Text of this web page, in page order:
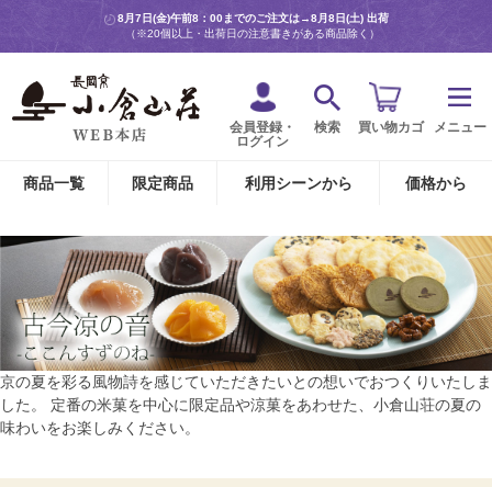
8月7日(金)午前8：00までのご注文は→8月8日(土) 出荷
（※20個以上・出荷日の注意書きがある商品除く）
会員登録・
ログイン
検索 買い物カゴ メニュー
商品一覧 限定商品 利用シーンから 価格から
京の夏を彩る風物詩を感じていただきたいとの想いでおつくりいたしま
した。 定番の米菓を中心に限定品や涼菓をあわせた、小倉山荘の夏の
味わいをお楽しみください。